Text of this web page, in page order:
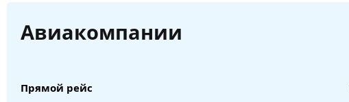
Авиакомпании
Прямой рейс